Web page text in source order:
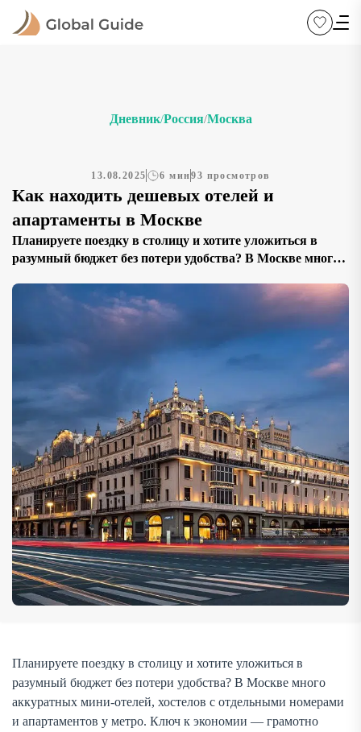
Дневник/Россия/Москва
13.08.2025 6 мин93 просмотров
Как находить дешевых отелей и
апартаменты в Москве
Планируете поездку в столицу и хотите уложиться в
разумный бюджет без потери удобства? В Москве много
номерами и апартаментов у метро. Ключ к экономии —
грамотно выбрать район, даты и тип размещения, а
также использовать фильтры и свежие отзывы.
Быстрый старт: актуальную подборку бюджетных
вариантов с картой и сортировками удобно […]
Планируете поездку в столицу и хотите уложиться в
разумный бюджет без потери удобства? В Москве много
аккуратных мини-отелей, хостелов с отдельными номерами
и апартаментов у метро. Ключ к экономии — грамотно